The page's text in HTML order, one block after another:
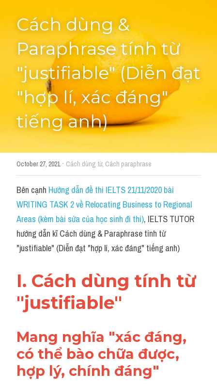
Cách diễn đạt
IELTS Videos - Ebook
Điểm báo
Idiom
Khác
Từ vựng theo topic
Từ vựng theo Topic
Vocabulary - Grammar
Grammar
Collocation
Part 2
Noun
Verb
Cấu trúc câu
Giải đề THPT
HỌC THỬ →
Cách dùng &
Paraphrase tính từ
"justifiable" (Diễn đạt
"hợp lí, xác đáng"
tiếng anh)
October 27, 2021· Cách dùng từ, Cách paraphrase
Bên cạnh Hướng dẫn đề thi IELTS 21/11/2020 bài
WRITING TASK 2 về Relocating Business to Regional
Areas (kèm bài sửa của học sinh đi thi), IELTS TUTOR
hướng dẫn kĩ Cách dùng & Paraphrase tính từ
"justifiable" (Diễn đạt "hợp lí, xác đáng" tiếng anh)
I. Cách dùng tính từ
"justifiable"
Mang nghĩa "xác đáng,
có thể bào chữa được,
hợp lý, chính đáng"